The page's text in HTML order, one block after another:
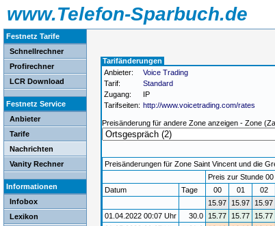
www.Telefon-Sparbuch.de
Festnetz Tarife
Schnellrechner
Profirechner
LCR Download
Festnetz Service
Anbieter
Tarife
Nachrichten
Vanity Rechner
Informationen
Infobox
Lexikon
Tarifänderungen
Anbieter:
Voice Trading
Tarif:
Standard
Zugang:
IP
Tarifseiten: http://www.voicetrading.com/rates
Preisänderung für andere Zone anzeigen - Zone
Preisänderungen für Zone Saint Vincent und die
Preis zur Stunde
Datum
Tage 00 01 02
15.97
15.97 15.97
01.04.2022 00:07 Uhr
30.0 15.77 15.77 15.77